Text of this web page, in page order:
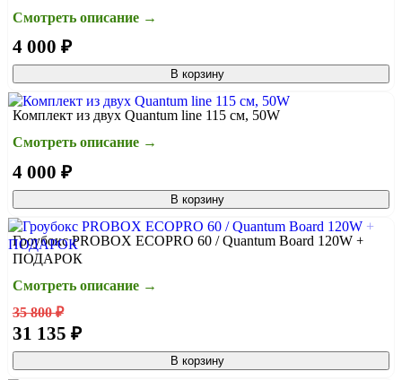
Смотреть описание →
4 000 ₽
В корзину
Комплект из двух Quantum line 115 см, 50W
Смотреть описание →
4 000 ₽
В корзину
Гроубокс PROBOX ECOPRO 60 / Quantum Board 120W +
ПОДАРОК
Смотреть описание →
35 800 ₽
31 135 ₽
В корзину